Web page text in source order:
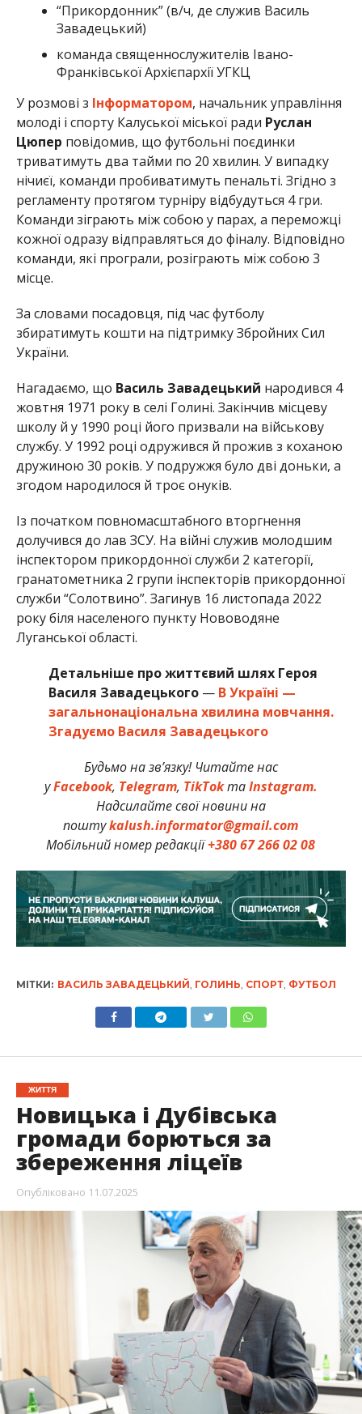
“Прикордонник” (в/ч, де служив Василь
Завадецький)
команда священнослужителів Івано-
Франківської Архієпархії УГКЦ
У розмові з Інформатором, начальник управління
молоді і спорту Калуської міської ради Руслан
Цюпер повідомив, що футбольні поєдинки
триватимуть два тайми по 20 хвилин. У випадку
нічиєї, команди пробиватимуть пенальті. Згідно з
регламенту протягом турніру відбудуться 4 гри.
Команди зіграють між собою у парах, а переможці
кожної одразу відправляться до фіналу. Відповідно
команди, які програли, розіграють між собою 3
місце.
За словами посадовця, під час футболу
збиратимуть кошти на підтримку Збройних Сил
України.
Нагадаємо, що Василь Завадецький народився 4
жовтня 1971 року в селі Голині. Закінчив місцеву
школу й у 1990 році його призвали на військову
службу. У 1992 році одружився й прожив з коханою
дружиною 30 років. У подружжя було дві доньки, а
згодом народилося й троє онуків.
Із початком повномасштабного вторгнення
долучився до лав ЗСУ. На війні служив молодшим
інспектором прикордонної служби 2 категорії,
гранатометника 2 групи інспекторів прикордонної
служби “Солотвино”. Загинув 16 листопада 2022
року біля населеного пункту Нововодяне
Луганської області.
Детальніше про життєвий шлях Героя
Василя Завадецького— В Україні —
загальнонаціональна хвилина мовчання.
Згадуємо Василя Завадецького
Будьмо на зв’язку! Читайте нас
уFacebook, Telegram, TikTokтаInstagram.
Надсилайте свої новини на
поштуkalush.informator@gmail.com
Мобільний номер редакції+380 67 266 02 08
МІТКИ: ВАСИЛЬ ЗАВАДЕЦЬКИЙ ГОЛИНЬ СПОРТ, ФУТБОЛ
ЖИТТЯ
Новицька і Дубівська
громади борються за
збереження ліцеїв
Опубліковано 11.07.2025